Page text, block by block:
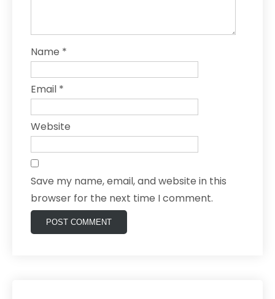
Name *
Email *
Website
Save my name, email, and website in this
browser for the next time I comment.